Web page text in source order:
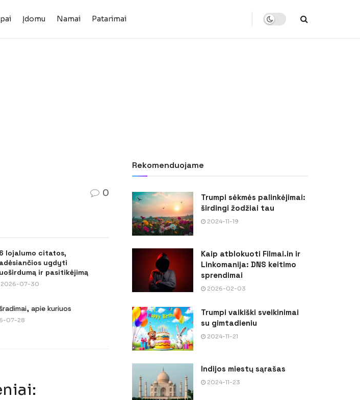
Įdomu Namai Patarimai
0
lojalumo citatos,
ugdyti
ir pasitikėjimą
07-30
apie kuriuos
07-28
Rekomenduojame
Trumpi sėkmės palinkėjimai:
širdingi žodžiai tau
2024-11-19
Kaip atblokuoti Filmai.in ir
Linkomanija: DNS keitimo
sprendimai
2026-02-03
Trumpi vaikiški sveikinimai
su gimtadieniu
2024-11-21
Indijos miestų sąrašas
2024-11-23